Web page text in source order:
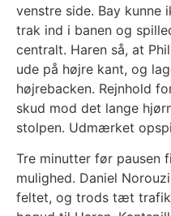
venstre side. Bay
trak ind i banen og
centralt. Haren så, at
ude på højre kant, og
højrebacken. Rejnhold
skud mod det lange
stolpen. Udmærket
Tre minutter før pausen
mulighed. Daniel
feltet, og trods tæt